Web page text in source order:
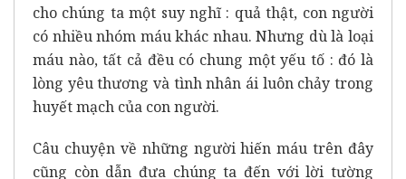
cho chúng ta một suy nghĩ : quả thật, con người
có nhiều nhóm máu khác nhau. Nhưng dù là loại
máu nào, tất cả đều có chung một yếu tố : đó là
lòng yêu thương và tình nhân ái luôn chảy trong
huyết mạch của con người.
Câu chuyện về những người hiến máu trên đây
cũng còn dẫn đưa chúng ta đến với lời tường